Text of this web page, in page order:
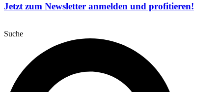
Jetzt zum Newsletter anmelden und profitieren!
Suche